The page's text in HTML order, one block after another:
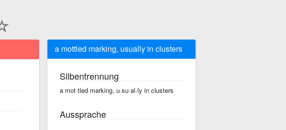
a mottled marking, usually in clusters
Silbentrennung
a mot·tled marking, u·su·al·ly in clusters
Aussprache